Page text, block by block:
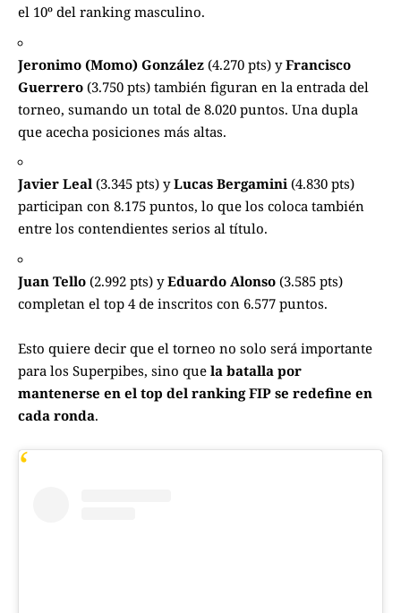
el 10º del ranking masculino.
Jeronimo (Momo) González (4.270 pts) yFrancisco
Guerrero (3.750 pts) también figuran en la entrada del
torneo, sumando un total de 8.020 puntos. Una dupla
que acecha posiciones más altas.
Javier Leal (3.345 pts) yLucas Bergamini (4.830 pts)
participan con 8.175 puntos, lo que los coloca también
entre los contendientes serios al título.
Juan Tello (2.992 pts) yEduardo Alonso (3.585 pts)
completan el top 4 de inscritos con 6.577 puntos.
Esto quiere decir que el torneo no solo será importante
para los Superpibes, sino que la batalla por
mantenerse en el top del ranking FIP se redefine en
cada ronda.